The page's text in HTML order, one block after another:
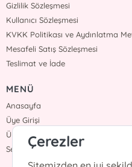
Gizlilik Sözleşmesi
Kullanıcı Sözleşmesi
KVKK Politikası ve Aydınlatma
Mesafeli Satış Sözleşmesi
Teslimat ve İade
MENÜ
Anasayfa
Üye Girişi
Üye Ol
SepetimÇerezler